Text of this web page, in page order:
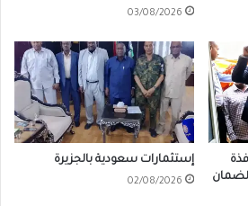
03/08/2026
إستثمارات سعودية بالجزيرة
02/08/2026